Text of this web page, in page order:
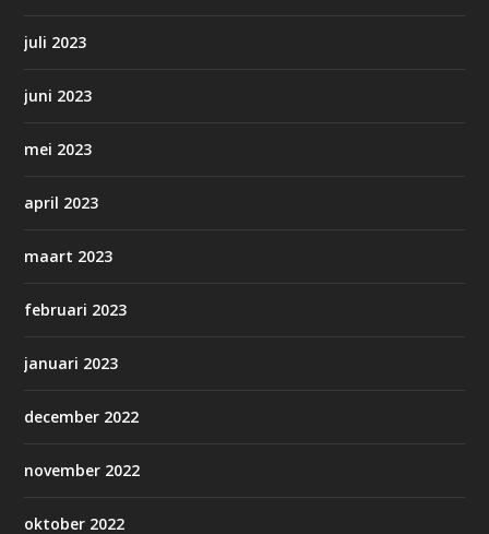
juli 2023
juni 2023
mei 2023
april 2023
maart 2023
februari 2023
januari 2023
december 2022
november 2022
oktober 2022